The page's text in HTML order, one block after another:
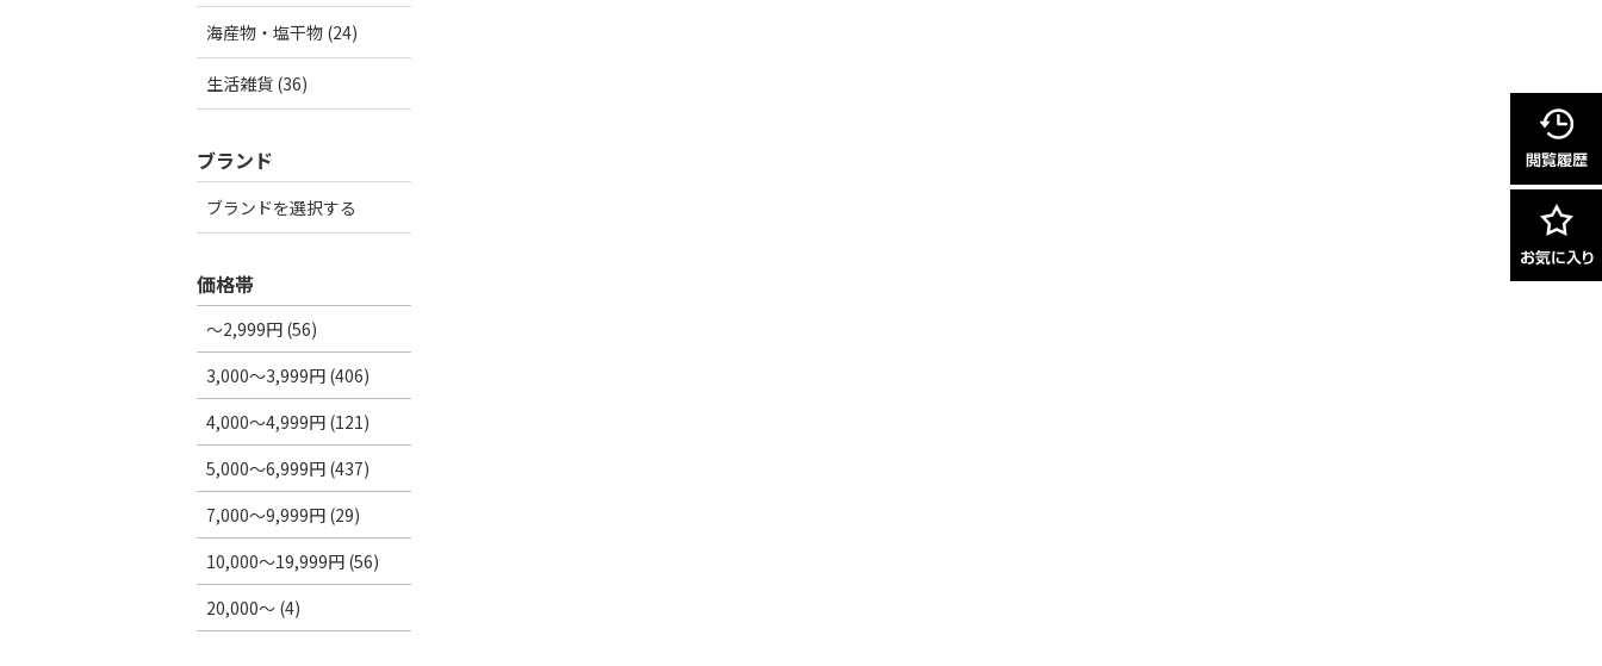
海産物・塩干物 (24)
生活雑貨 (36)
ブランド
ブランドを選択する
価格帯
～2,999円 (56)
3,000～3,999円 (406)
4,000～4,999円 (121)
5,000～6,999円 (437)
7,000～9,999円 (29)
10,000～19,999円 (56)
20,000～ (4)